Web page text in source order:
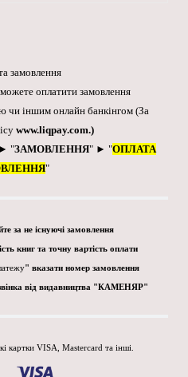
замовлення
оплатити замовлення
чи іншим онлайн банкінгом (За
www.liqpay.com.)
"ЗАМОВЛЕННЯ" ► "ОПЛАТА
"
за не існуючі замовлення
книг та точну вартість оплати
" вказати номер замовлення
від видавництва "КАМЕНЯР"
картки VISA, Mastercard та інші.